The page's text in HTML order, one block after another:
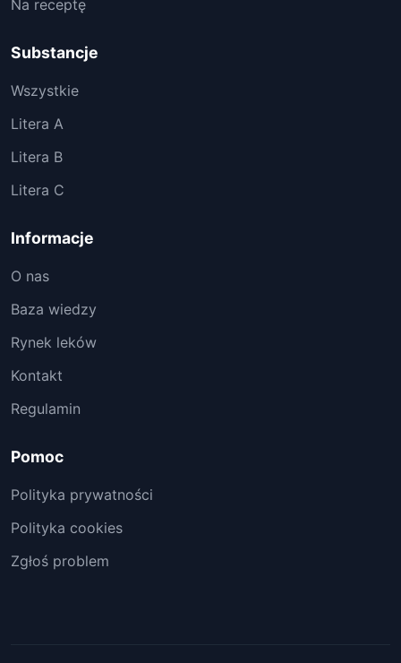
Na receptę
Substancje
Wszystkie
Litera A
Litera B
Litera C
Informacje
O nas
Baza wiedzy
Rynek leków
Kontakt
Regulamin
Pomoc
Polityka prywatności
Polityka cookies
Zgłoś problem